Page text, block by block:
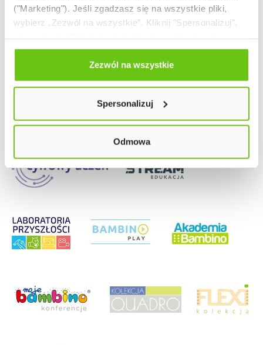
("Marketing"). Jeśli zgadzasz się na wszystkie pliki,
wybierz „Zezwól na wszystkie”. Kliknij "Spersonalizuj",
Odmów zgody poprzez przycisk „Odmowa”. Wtedy
użyjemy tylko plików niezbędnych dla naszej strony.
Twój wybór możesz zmienić przez kliknięcie przycisku w
Polityce prywatności
Zezwól na wszystkie
Spersonalizuj
Odmowa